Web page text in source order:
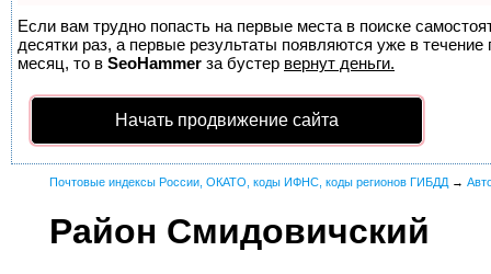
Если вам трудно попасть на первые места в поиске
десятки раз, а первые результаты появляются уже в
месяц, то в SeoHammer за бустер вернут деньги.
Начать продвижение сайта
Почтовые индексы России, ОКАТО, коды ИФНС, коды регионов ГИБДД →
Район Смидовичский